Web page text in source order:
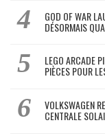
GOD OF WAR
DÉSORMAIS
LEGO ARCADE
PIÈCES POUR
VOLKSWAGEN
CENTRALE